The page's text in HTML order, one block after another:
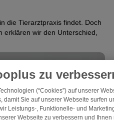
die Tierarztpraxis findet. Doch
wir den Unterschied,
zu
(“Cookies”) auf unserer
Sie auf unserer Webseite surfen
Leistungs-, Funktionelle- und
Webseite zu verbessern und Ihnen